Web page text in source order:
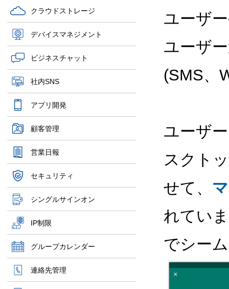
クラウドストレージ
デバイスマネジメント
ビジネスチャット
社内SNS
アプリ開発
顧客管理
営業日報
セキュリティ
シングルサインオン
IP制限
グループカレンダー
連絡先管理
ユーザ
ユーザ
(SMS、
ユーザ
スクト
せて、
れてい
でシー